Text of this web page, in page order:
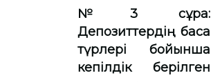
№3 сұрақ:
Депозиттердің басқа
түрлері бойынша
кепілдік берілген